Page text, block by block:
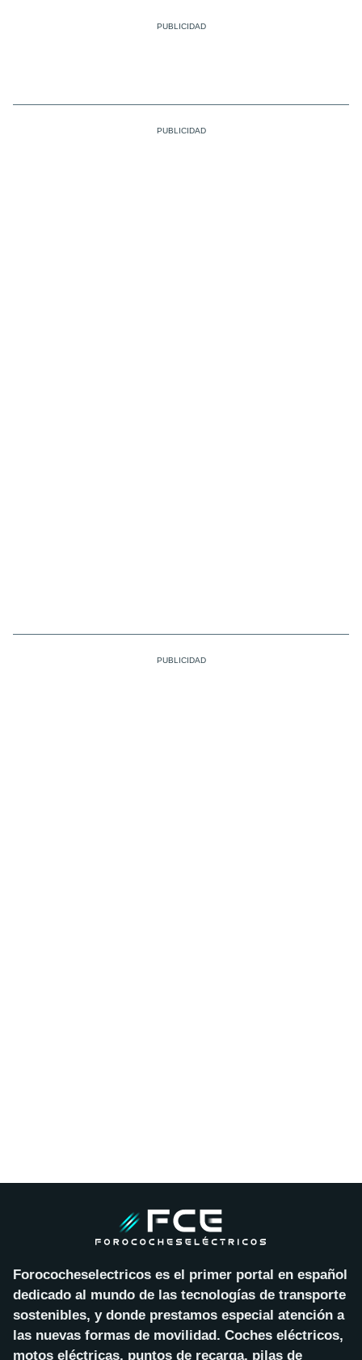
Forococheselectricos es el primer portal en español
dedicado al mundo de las tecnologías de transporte
sostenibles, y donde prestamos especial atención a
las nuevas formas de movilidad. Coches eléctricos,
motos eléctricas, puntos de recarga, pilas de